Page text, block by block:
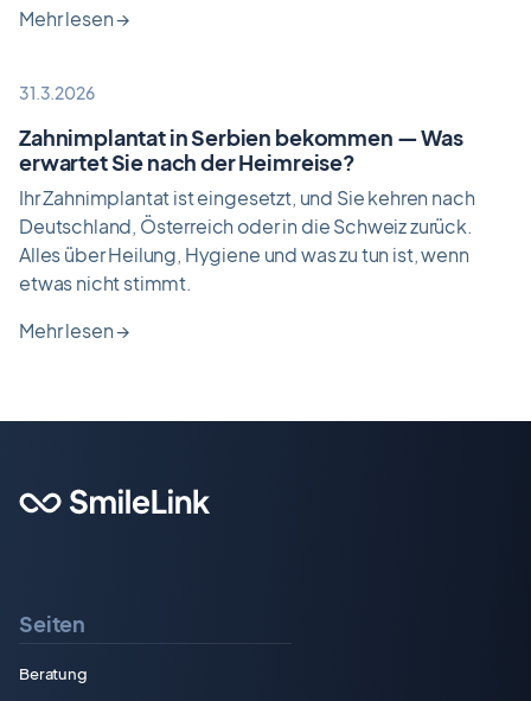
Mehr lesen→
31.3.2026
Zahnimplantat in Serbien bekommen — Was
erwartet Sie nach der Heimreise?
Ihr Zahnimplantat ist eingesetzt, und Sie kehren nach
Deutschland, Österreich oder in die Schweiz zurück.
Alles über Heilung, Hygiene und was zu tun ist, wenn
etwas nicht stimmt.
Mehr lesen→
Seiten
Beratung